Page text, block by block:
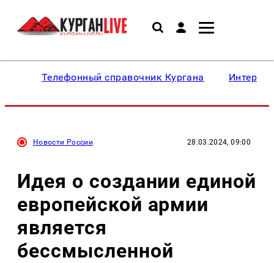
Телефонный справочник Кургана
Новости России 28.03.2024, 09:00
Идея о создании единой
европейской армии
является
бессмысленной